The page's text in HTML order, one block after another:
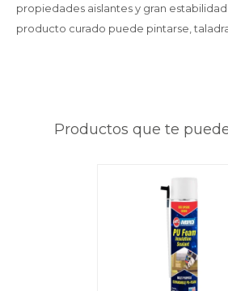
propiedades aislantes y gran
producto curado puede pintarse,
Productos que te